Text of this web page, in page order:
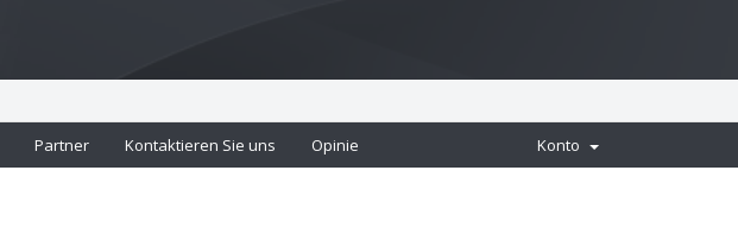
Partner Kontaktieren Sie uns Opinie Konto